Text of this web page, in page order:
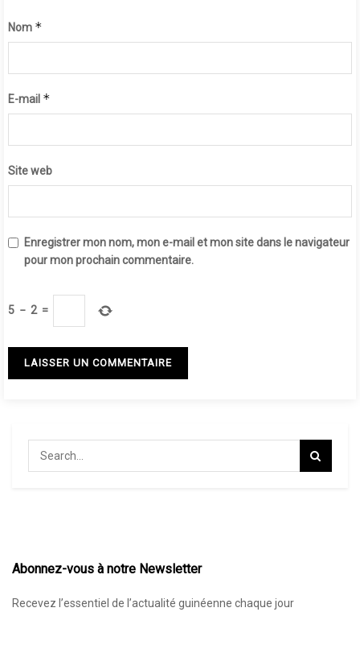
Nom *
E-mail *
Site web
Enregistrer mon nom, mon e-mail et mon site dans le navigateur
pour mon prochain commentaire.
5 − 2 =
Abonnez-vous à notre Newsletter
Recevez l’essentiel de l’actualité guinéenne chaque jour